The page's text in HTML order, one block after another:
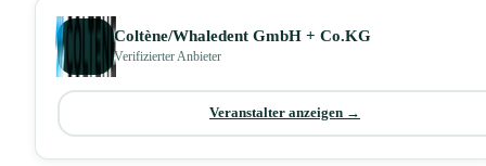
Coltène/Whaledent GmbH + Co.KG
Verifizierter Anbieter
Veranstalter anzeigen →